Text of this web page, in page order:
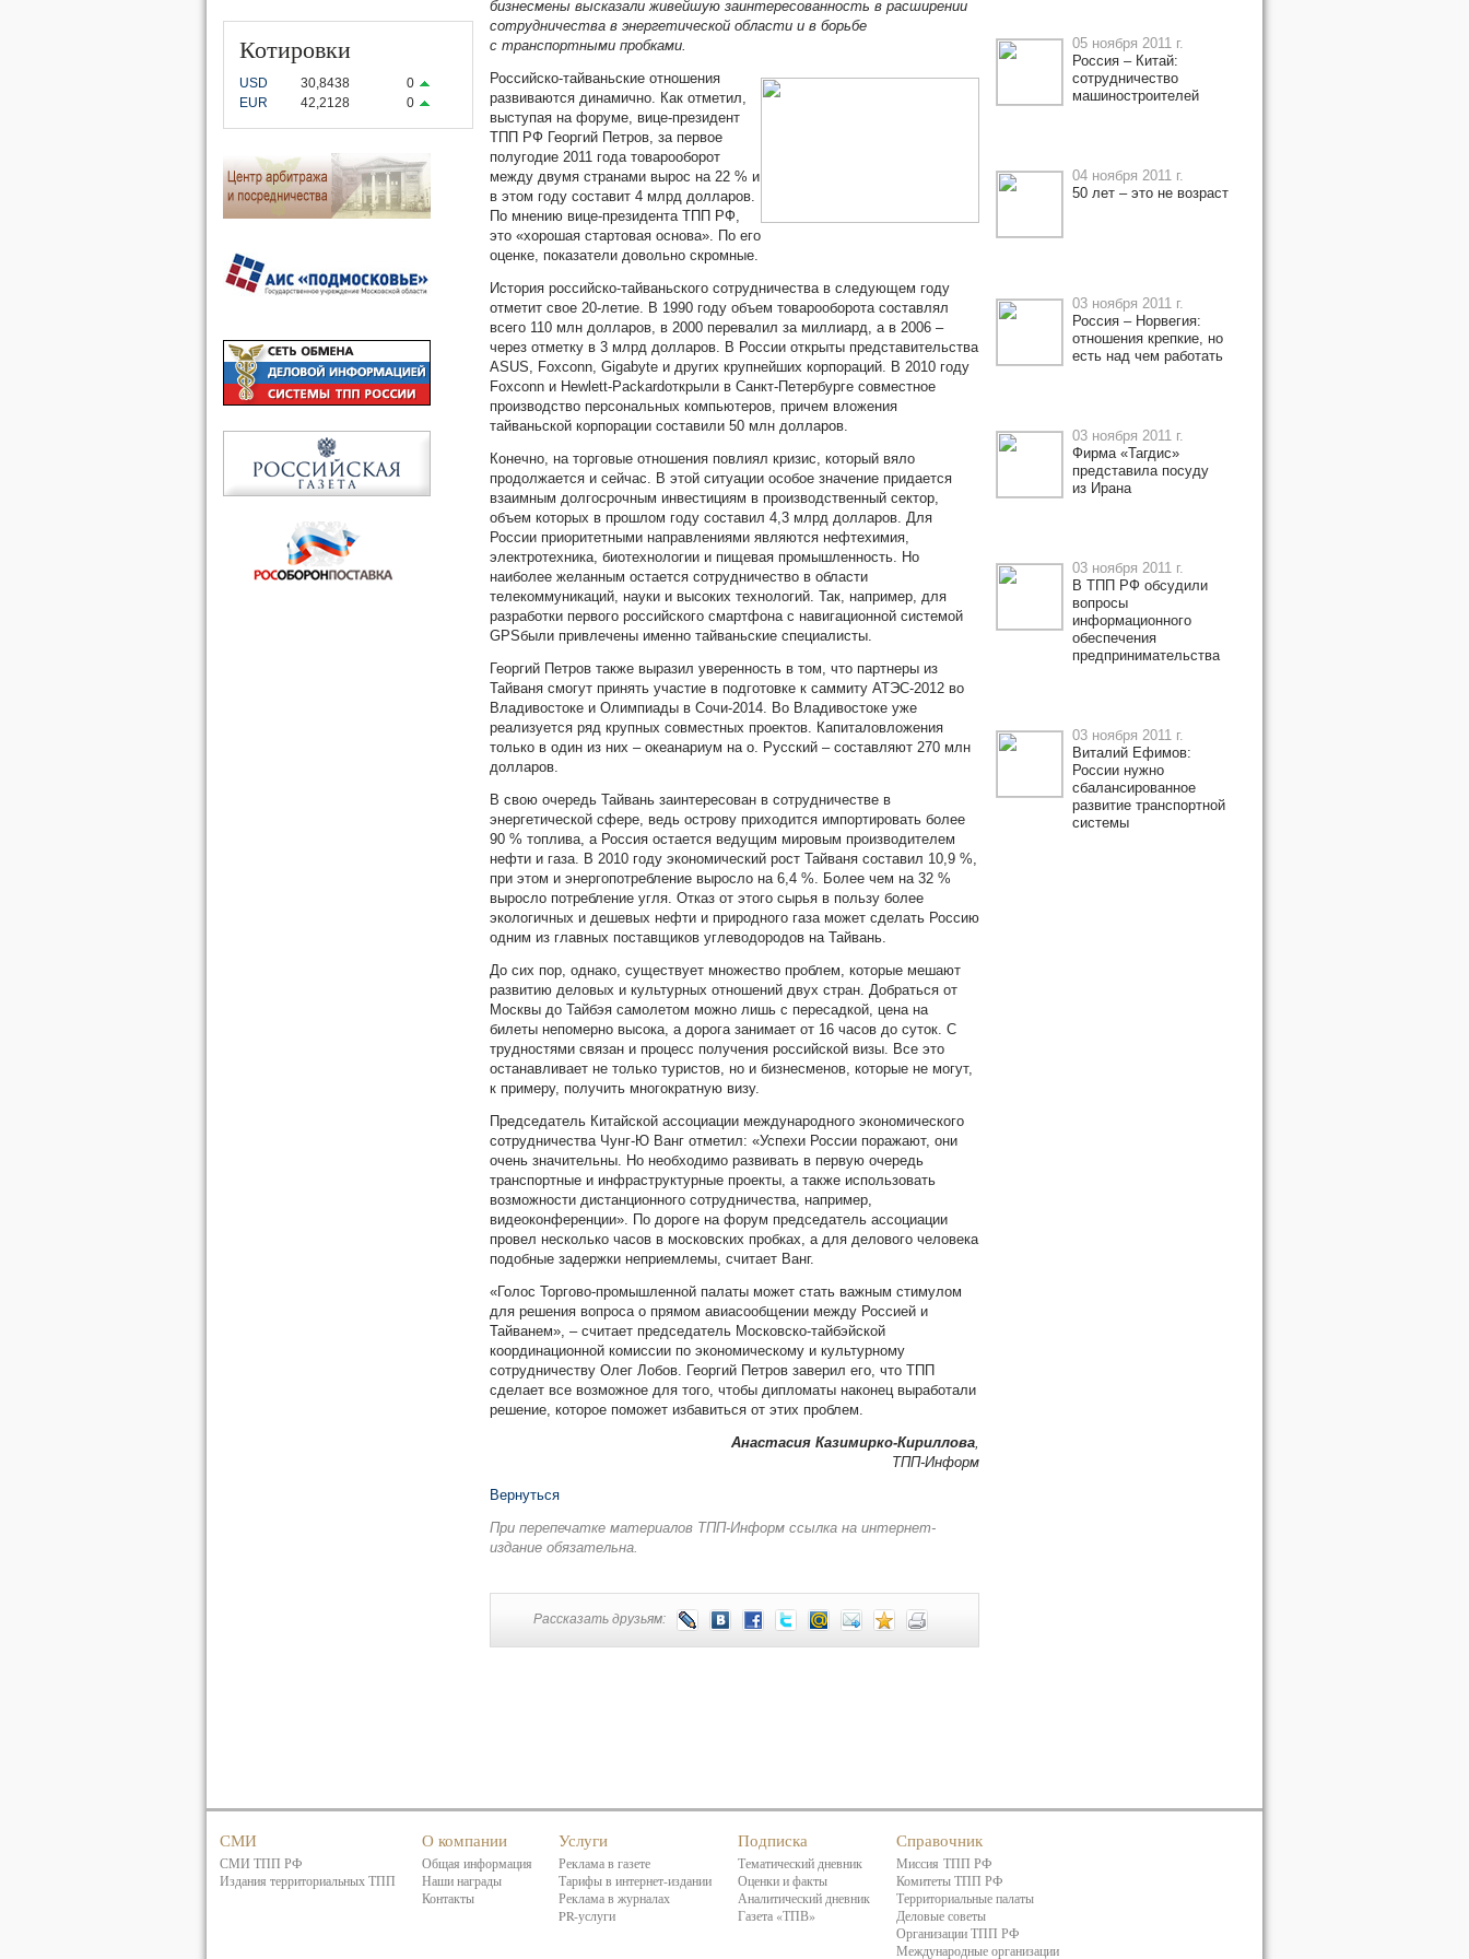
Котировки
USD 30,8438
0
EUR
42,2128 0
бизнесмены высказали живейшую заинтересованность в расширении
сотрудничества в энергетической области и в борьбе
с транспортными пробками.
Российско-тайваньские отношения
развиваются динамично. Как отметил,
выступая на форуме, вице-президент
ТПП РФ Георгий Петров, за первое
полугодие 2011 года товарооборот
между двумя странами вырос на 22 % и
в этом году составит 4 млрд долларов.
По мнению вице-президента ТПП РФ,
это «хорошая стартовая основа». По его
оценке, показатели довольно скромные.
История российско-тайваньского сотрудничества в следующем году
отметит свое 20-летие. В 1990 году объем товарооборота составлял
всего 110 млн долларов, в 2000 перевалил за миллиард, а в 2006 –
через отметку в 3 млрд долларов. В России открыты представительства
ASUS, Foxconn, Gigabyte и других крупнейших корпораций. В 2010 году
Foxconn и Hewlett-Packardоткрыли в Санкт-Петербурге совместное
производство персональных компьютеров, причем вложения
тайваньской корпорации составили 50 млн долларов.
Конечно, на торговые отношения повлиял кризис, который вяло
продолжается и сейчас. В этой ситуации особое значение придается
взаимным долгосрочным инвестициям в производственный сектор,
объем которых в прошлом году составил 4,3 млрд долларов. Для
России приоритетными направлениями являются нефтехимия,
электротехника, биотехнологии и пищевая промышленность. Но
наиболее желанным остается сотрудничество в области
телекоммуникаций, науки и высоких технологий. Так, например, для
разработки первого российского смартфона с навигационной системой
GPSбыли привлечены именно тайваньские специалисты.
Георгий Петров также выразил уверенность в том, что партнеры из
Тайваня смогут принять участие в подготовке к саммиту АТЭС-2012 во
Владивостоке и Олимпиады в Сочи-2014. Во Владивостоке уже
реализуется ряд крупных совместных проектов. Капиталовложения
только в один из них – океанариум на о. Русский – составляют 270 млн
долларов.
В свою очередь Тайвань заинтересован в сотрудничестве в
энергетической сфере, ведь острову приходится импортировать более
90 % топлива, а Россия остается ведущим мировым производителем
нефти и газа. В 2010 году экономический рост Тайваня составил 10,9 %,
при этом и энергопотребление выросло на 6,4 %. Более чем на 32 %
выросло потребление угля. Отказ от этого сырья в пользу более
экологичных и дешевых нефти и природного газа может сделать Россию
одним из главных поставщиков углеводородов на Тайвань.
До сих пор, однако, существует множество проблем, которые мешают
развитию деловых и культурных отношений двух стран. Добраться от
Москвы до Тайбэя самолетом можно лишь с пересадкой, цена на
билеты непомерно высока, а дорога занимает от 16 часов до суток. С
трудностями связан и процесс получения российской визы. Все это
останавливает не только туристов, но и бизнесменов, которые не могут,
к примеру, получить многократную визу.
Председатель Китайской ассоциации международного экономического
сотрудничества Чунг-Ю Ванг отметил: «Успехи России поражают, они
очень значительны. Но необходимо развивать в первую очередь
транспортные и инфраструктурные проекты, а также использовать
возможности дистанционного сотрудничества, например,
видеоконференции». По дороге на форум председатель ассоциации
провел несколько часов в московских пробках, а для делового человека
подобные задержки неприемлемы, считает Ванг.
«Голос Торгово-промышленной палаты может стать важным стимулом
для решения вопроса о прямом авиасообщении между Россией и
Тайванем», – считает председатель Московско-тайбэйской
координационной комиссии по экономическому и культурному
сотрудничеству Олег Лобов. Георгий Петров заверил его, что ТПП
сделает все возможное для того, чтобы дипломаты наконец выработали
решение, которое поможет избавиться от этих проблем.
Анастасия Казимирко-Кириллова,
ТПП-Информ
Вернуться
При перепечатке материалов ТПП-Информ ссылка на интернет-
издание обязательна.
Рассказать друзьям:
05 ноября 2011 г.
Россия – Китай:
сотрудничество
машиностроителей
04 ноября 2011 г.
50 лет – это не возраст
03 ноября 2011 г.
Россия – Норвегия:
отношения крепкие, но
есть над чем работать
03 ноября 2011 г.
Фирма «Тагдис»
представила посуду
из Ирана
03 ноября 2011 г.
В ТПП РФ обсудили
вопросы
информационного
обеспечения
предпринимательства
03 ноября 2011 г.
Виталий Ефимов:
России нужно
сбалансированное
развитие транспортной
системы
СМИ
СМИ ТПП РФ
Издания территориальных ТПП
О компании
Общая информация
Наши награды
Контакты
Услуги
Реклама в газете
Тарифы в интернет-издании
Реклама в журналах
PR-услуги
Подписка
Тематический дневник
Оценки и факты
Аналитический дневник
Газета «ТПВ»
Справочник
Миссия ТПП РФ
Комитеты ТПП РФ
Территориальные палаты
Деловые советы
Организации ТПП РФ
Международные организации